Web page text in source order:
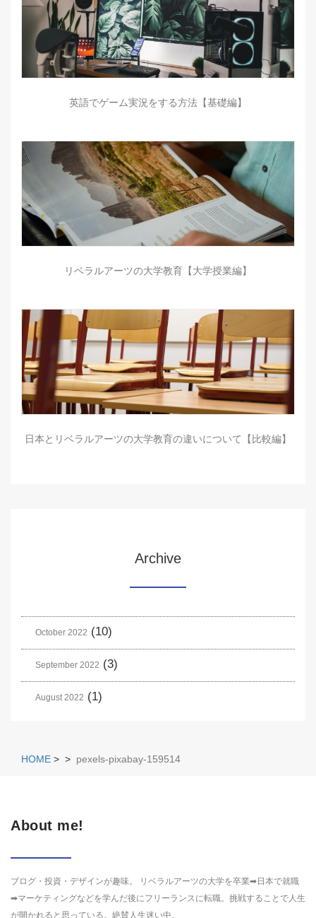
英語でゲーム実況をする方法【基礎編】
リベラルアーツの大学教育【大学授業編】
日本とリベラルアーツの大学教育の違いについて【比較編】
Archive
October 2022 (10)
September 2022 (3)
August 2022 (1)
HOME > > pexels-pixabay-159514
About me!
ブログ・投資・デザインが趣味。 リベラルアーツの大学を卒業➡日本で就職
➡マーケティングなどを学んだ後にフリーランスに転職。挑戦することで人生
が開かれると思っている。絶賛人生迷い中。